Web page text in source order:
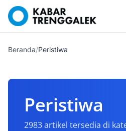
Beranda/Peristiwa
Peristiwa
2983 artikel tersedia di